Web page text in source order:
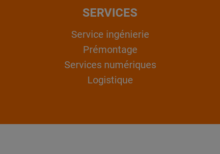
SERVICES
Service ingénierie
Prémontage
Services numériques
Logistique